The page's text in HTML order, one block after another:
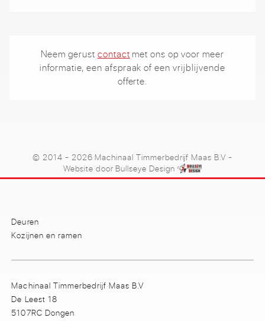
Neem gerust contactmet ons op voor meer
informatie, een afspraak of een vrijblijvende
offerte.
© 2014 - 2026 Machinaal Timmerbedrijf Maas B.V -
Website doorBullseye Design
Deuren
Kozijnen en ramen
Machinaal Timmerbedrijf Maas B.V
De Leest 18
5107RC Dongen